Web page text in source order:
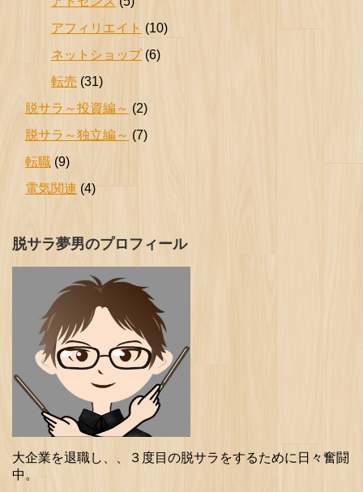
アフィリエイト (10)
ネットショップ(6)
転売 (31)
脱サラ～投資編～ (2)
脱サラ～独立編～ (7)
転職 (9)
電気関連 (4)
脱サラ夢男のプロフィール
大企業を退職し、、３度目の脱サラをするために日々奮闘
中。